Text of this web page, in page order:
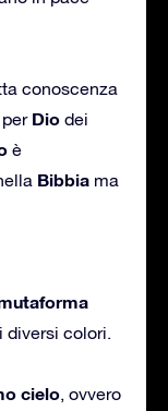
conoscenza
Dio dei
è
Bibbia ma
diversi colori.
cielo, ovvero